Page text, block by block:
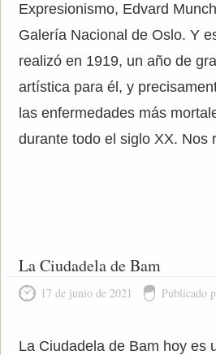
Expresionismo, Edvard
Galería Nacional de Oslo. Y
realizó en 1919, un año de
artística para él, y
las enfermedades más
durante todo el siglo XX.
La Ciudadela de Bam
17 de junio de 2021 Publicado
La Ciudadela de Bam hoy es